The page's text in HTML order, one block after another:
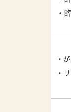
・
・
・